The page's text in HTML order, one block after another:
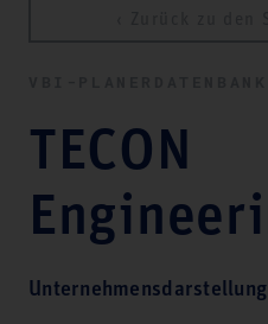
TECON
Unternehmensdarstellung